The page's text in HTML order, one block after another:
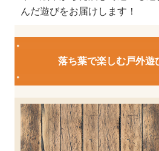
んだ遊びをお届けします！
落ち葉で楽しむ戸外遊